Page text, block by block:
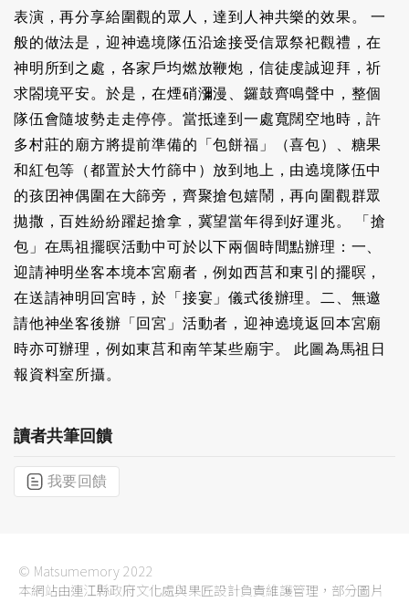
表演，再分享給圍觀的眾人，達到人神共樂的效果。 一
般的做法是，迎神遶境隊伍沿途接受信眾祭祀觀禮，在
神明所到之處，各家戶均燃放鞭炮，信徒虔誠迎拜，祈
求閤境平安。於是，在煙硝瀰漫、鑼鼓齊鳴聲中，整個
隊伍會隨坡勢走走停停。當抵達到一處寬闊空地時，許
多村莊的廟方將提前準備的「包餅福」（喜包）、糖果
和紅包等（都置於大竹篩中）放到地上，由遶境隊伍中
的孩囝神偶圍在大篩旁，齊聚搶包嬉鬧，再向圍觀群眾
拋撒，百姓紛紛躍起搶拿，冀望當年得到好運兆。 「搶
包」在馬祖擺暝活動中可於以下兩個時間點辦理：一、
迎請神明坐客本境本宮廟者，例如西莒和東引的擺暝，
在送請神明回宮時，於「接宴」儀式後辦理。二、無邀
請他神坐客後辦「回宮」活動者，迎神遶境返回本宮廟
時亦可辦理，例如東莒和南竿某些廟宇。 此圖為馬祖日
報資料室所攝。
讀者共筆回饋
我要回饋
© Matsumemory 2022
本網站由連江縣政府文化處與果匠設計負責維護管理，部分圖片